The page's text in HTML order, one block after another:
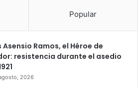
Popular
Asensio Ramos, el Héroe de
resistencia durante el asedio
2026